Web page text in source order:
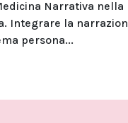
Narrativa nella
Integrare la
persona...